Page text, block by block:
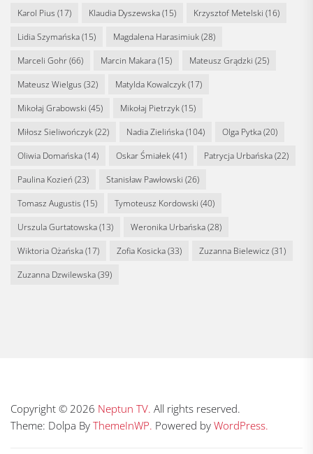
Karol Pius (17) Klaudia Dyszewska(15) Krzysztof Metelski (16)
Lidia Szymańska(15) Magdalena Harasimiuk(28)
Marceli Gohr(66) Marcin Makara(15) Mateusz Grądzki (25)
Mateusz Wielgus (32) Matylda Kowalczyk(17)
Mikołaj Grabowski (45) Mikołaj Pietrzyk(15)
Miłosz Sieliwończyk(22) Nadia Zielińska(104) Olga Pytka(20)
Oliwia Domańska(14) Oskar Śmiałek(41) Patrycja Urbańska(22)
Paulina Kozień (23) Stanisław Pawłowski (26)
Tomasz Augustis (15) Tymoteusz Kordowski (40)
Urszula Gurtatowska(13) Weronika Urbańska(28)
Wiktoria Ożańska(17) Zofia Kosicka(33) Zuzanna Bielewicz (31)
Zuzanna Dzwilewska(39)
Copyright © 2026 Neptun TV. All rights reserved.
Theme: Dolpa By ThemeInWP. Powered by WordPress.